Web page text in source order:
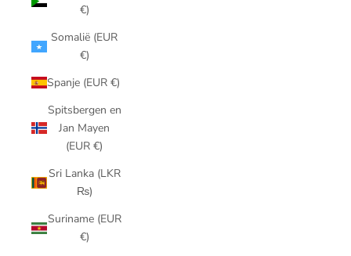
€)
Somalië (EUR
€)
Spanje (EUR €)
Spitsbergen en
Jan Mayen
(EUR €)
Sri Lanka (LKR
₨)
Suriname (EUR
€)